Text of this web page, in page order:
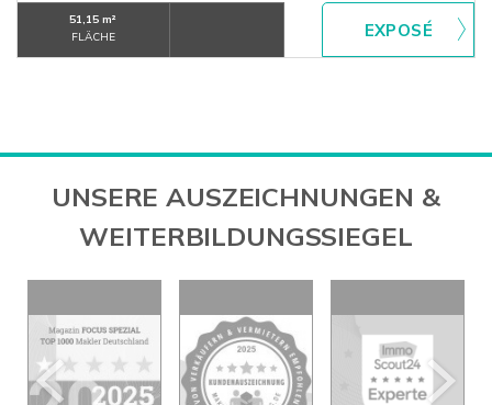
51,15 m²
FLÄCHE
UNSERE AUSZEICHNUNGEN &
WEITERBILDUNGSSIEGEL